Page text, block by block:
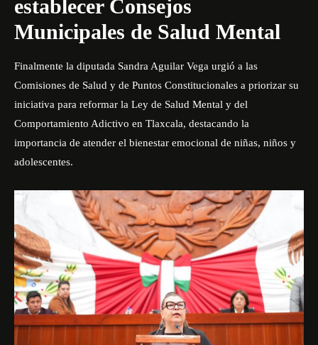
establecer Consejos
Municipales de Salud Mental
Finalmente la diputada Sandra Aguilar Vega urgió a las
Comisiones de Salud y de Puntos Constitucionales a priorizar su
iniciativa para reformar la Ley de Salud Mental y del
Comportamiento Adictivo en Tlaxcala, destacando la
importancia de atender el bienestar emocional de niñas, niños y
adolescentes.